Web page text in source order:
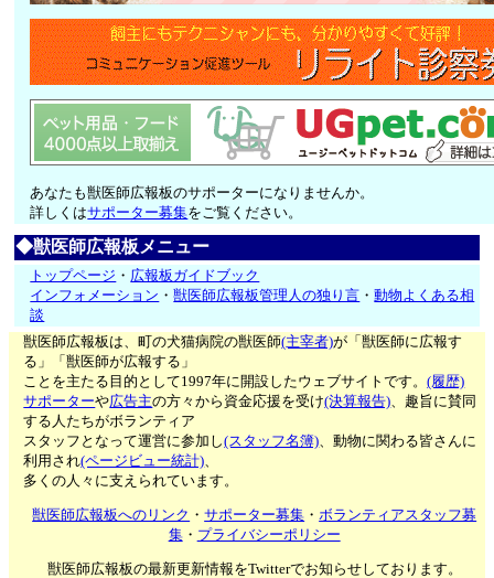
あなたも獣医師広報板のサポーターになりませんか。
詳しくはサポーター募集をご覧ください。
◆獣医師広報板メニュー
トップページ ・ 広報板ガイドブック
インフォメーション ・獣医師広報板管理人の独り言 ・動物よくある相
談
獣医師広報板は、町の犬猫病院の獣医師(主宰者)が「獣医師に広報す
る」「獣医師が広報する」
ことを主たる目的として1997年に開設したウェブサイトです。(履歴)
サポーターや広告主の方々から資金応援を受け(決算報告)、趣旨に賛同
する人たちがボランティア
スタッフとなって運営に参加し(スタッフ名簿)、動物に関わる皆さんに
利用され(ページビュー統計)、
多くの人々に支えられています。
獣医師広報板へのリンク ・サポーター募集 ・ボランティアスタッフ募
集・ プライバシーポリシー
獣医師広報板の最新更新情報をTwitterでお知らせしております。